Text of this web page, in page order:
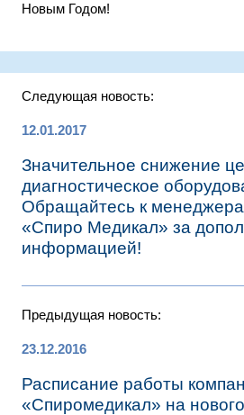
Новым Годом!
Следующая новость:
12.01.2017
Значительное снижение
диагностическое
Обращайтесь к
«Спиро Медикал» за
информацией!
Предыдущая новость:
23.12.2016
Расписание работы
«Спиромедикал» на